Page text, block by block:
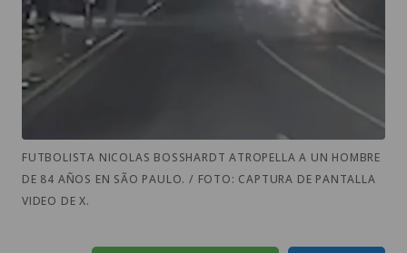
FUTBOLISTA NICOLAS BOSSHARDT ATROPELLA A UN HOMBRE
DE 84 AÑOS EN SÃO PAULO. / FOTO: CAPTURA DE PANTALLA
VIDEO DE X.